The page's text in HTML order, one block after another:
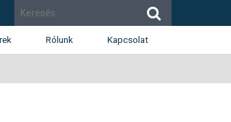
Rólunk Kapcsolat